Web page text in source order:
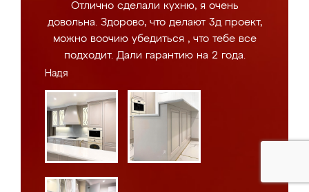
Отлично сделали кухню, я очень
довольна. Здорово, что делают 3д проект,
можно воочию убедиться , что тебе все
подходит. Дали гарантию на 2 года.
Надя